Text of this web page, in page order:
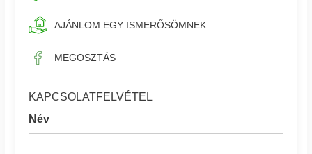
AJÁNLOM EGY ISMERŐSÖMNEK
MEGOSZTÁS
KAPCSOLATFELVÉTEL
Név